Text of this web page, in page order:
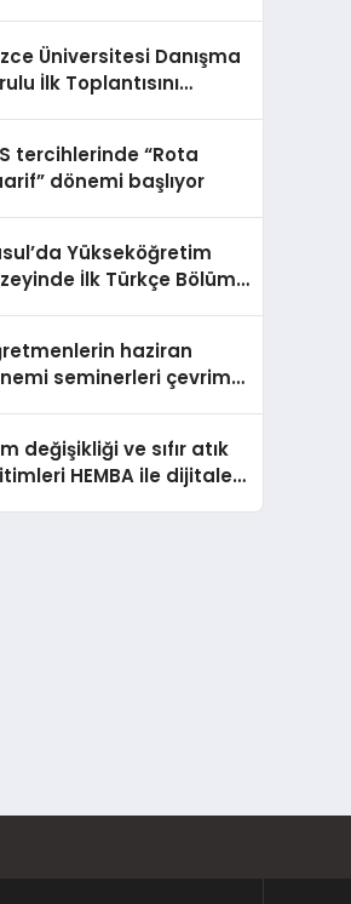
Üniversitesi Danışma
İlk Toplantısını
tercihlerinde “Rota
dönemi başlıyor
Yükseköğretim
İlk Türkçe Bölümü
haziran
seminerleri çevrim
değişikliği ve sıfır atık
HEMBA ile dijitale